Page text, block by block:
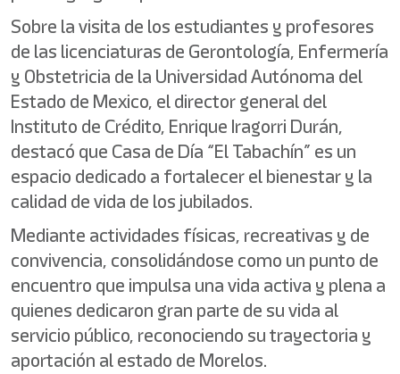
Sobre la visita de los estudiantes y profesores
de las licenciaturas de Gerontología, Enfermería
y Obstetricia de la Universidad Autónoma del
Estado de Mexico, el director general del
Instituto de Crédito, Enrique Iragorri Durán,
destacó que Casa de Día “El Tabachín” es un
espacio dedicado a fortalecer el bienestar y la
calidad de vida de los jubilados.
Mediante actividades físicas, recreativas y de
convivencia, consolidándose como un punto de
encuentro que impulsa una vida activa y plena a
quienes dedicaron gran parte de su vida al
servicio público, reconociendo su trayectoria y
aportación al estado de Morelos.